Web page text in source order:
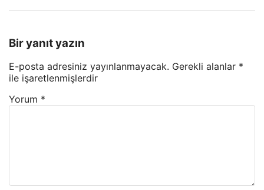
Bir yanıt yazın
E-posta adresiniz yayınlanmayacak. Gerekli alanlar *
ile işaretlenmişlerdir
Yorum *